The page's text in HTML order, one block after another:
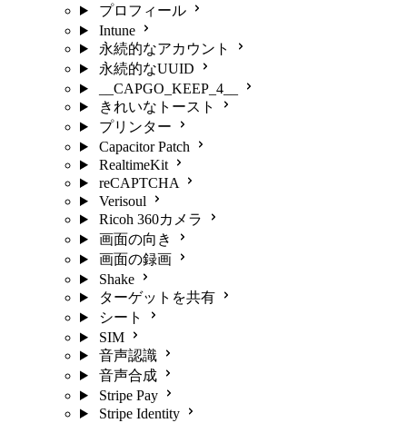
プロフィール
Intune
永続的なアカウント
永続的なUUID
__CAPGO_KEEP_4__
きれいなトースト
プリンター
Capacitor Patch
RealtimeKit
reCAPTCHA
Verisoul
Ricoh 360カメラ
画面の向き
画面の録画
Shake
ターゲットを共有
シート
SIM
音声認識
音声合成
Stripe Pay
Stripe Identity